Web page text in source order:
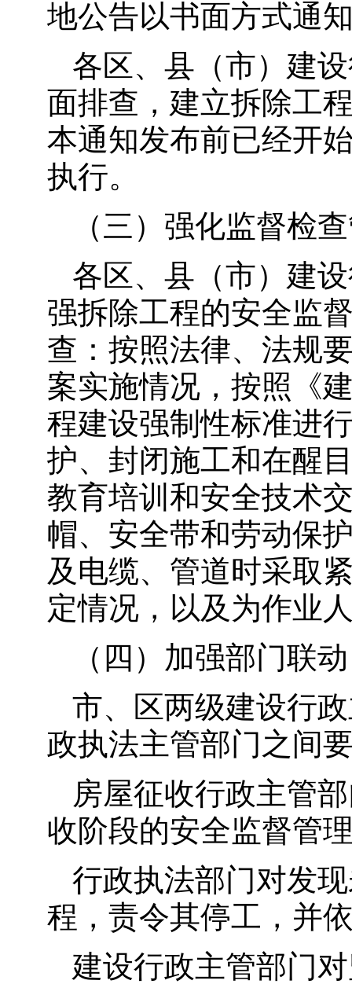
地公告以书面方式通
各区、县（市）建
面排查，建立拆除工
本通知发布前已经开
执行。
（三）强化监督检
各区、县（市）建
强拆除工程的安全监
查：按照法律、法规
案实施情况，按照《
程建设强制性标准进
护、封闭施工和在醒
教育培训和安全技术
帽、安全带和劳动保
及电缆、管道时采取
定情况，以及为作业
（四）加强部门联
市、区两级建设行
政执法主管部门之间
房屋征收行政主管
收阶段的安全监督管
行政执法部门对发
程，责令其停工，并
建设行政主管部门